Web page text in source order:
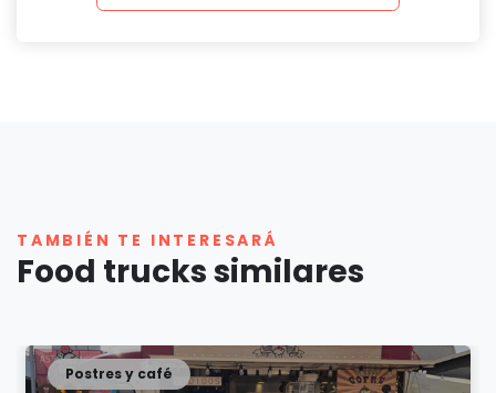
TAMBIÉN TE INTERESARÁ
Food trucks similares
Postres y café